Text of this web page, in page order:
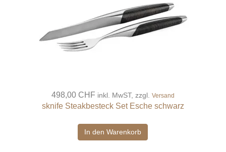
498,00 CHF inkl. MwST, zzgl. Versand
sknife Steakbesteck Set Esche schwarz
In den Warenkorb